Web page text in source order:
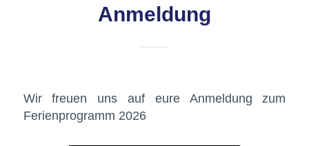
Anmeldung
Wir freuen uns auf eure Anmeldung zum
Ferienprogramm 2026